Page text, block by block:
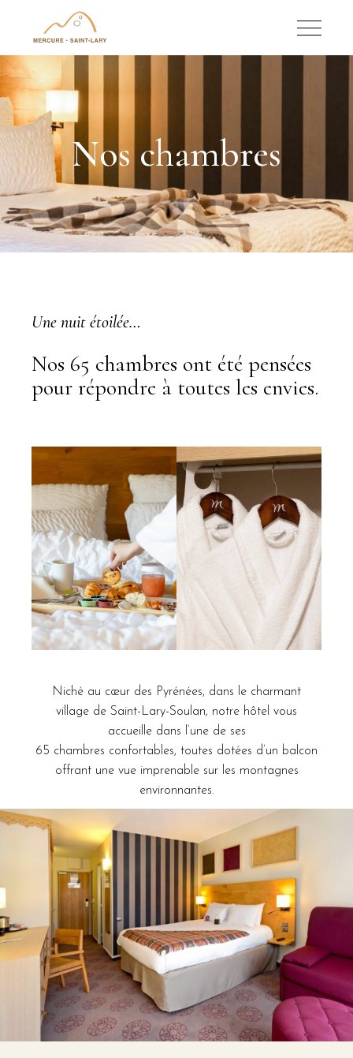
Nos chambres
Une nuit étoilée…
Nos 65 chambres ont été pensées
pour répondre à toutes les envies.
Niché au cœur des Pyrénées, dans le charmant
village de Saint-Lary-Soulan, notre hôtel vous
accueille dans l’une de ses
65 chambres confortables, toutes dotées d’un balcon
offrant une vue imprenable sur les montagnes
environnantes.